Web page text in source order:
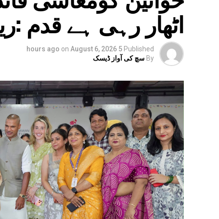
اٹھار رہی ہے قدم
Published
5 hours ago
on August 6, 2026
By سچ کی آواز ڈیسک